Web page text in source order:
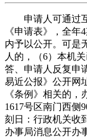
申请人可通过互
《申请表》，全年
内予以公开。可是
人的，（6）本机
答、申请人反复申
易近公报》公开网
《条例》相关的
1617号区南门西侧
刻日：行政机关收
办事局消息公开办